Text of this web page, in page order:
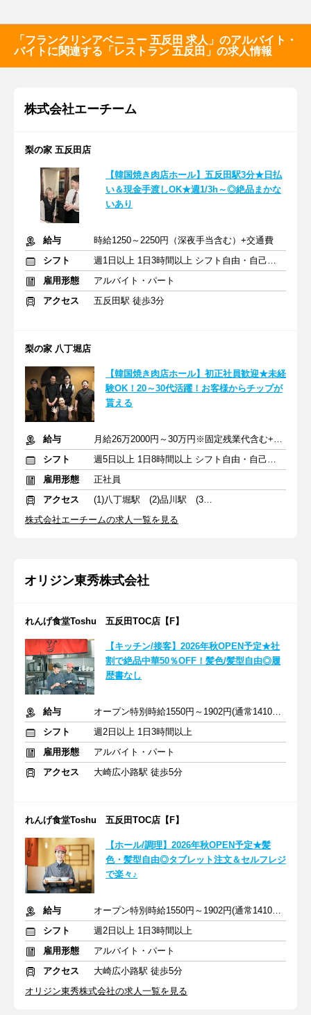
「フランクリンアベニュー 五反田 求人」のアルバイト・
バイトに関連する「レストラン 五反田」の求人情報
株式会社エーチーム
梨の家 五反田店
【韓国焼き肉店ホール】五反田駅3分★日払
い＆現金手渡しOK★週1/3h～◎絶品まかな
いあり
給与
時給1250～2250円（深夜手当含む）+交通費
シフト
週1日以上 1日3時間以上 シフト自由・自己申告
雇用形態
アルバイト・パート
アクセス
五反田駅 徒歩3分
梨の家 八丁堀店
【韓国焼き肉店ホール】初正社員歓迎★未経
験OK！20～30代活躍！お客様からチップが
貰える
給与
月給26万2000円～30万円※固定残業代含む+賞与+交通費
シフト
週5日以上 1日8時間以上 シフト自由・自己申告
雇用形態
正社員
アクセス
(1)八丁堀駅 (2)品川駅 (3)五反田駅
株式会社エーチームの求人一覧を見る
オリジン東秀株式会社
れんげ食堂Toshu 五反田TOC店【F】
【キッチン/接客】2026年秋OPEN予定★社
割で絶品中華50％OFF！髪色/髪型自由◎履
歴書なし
給与
オープン特別時給1550円～1902円(通常1410円)※一律加給・手当含
シフト
週2日以上 1日3時間以上
雇用形態
アルバイト・パート
アクセス
大崎広小路駅 徒歩5分
れんげ食堂Toshu 五反田TOC店【F】
【ホール/調理】2026年秋OPEN予定★髪
色・髪型自由◎タブレット注文＆セルフレジ
で楽々♪
給与
オープン特別時給1550円～1902円(通常1410円)※一律加給・手当含
シフト
週2日以上 1日3時間以上
雇用形態
アルバイト・パート
アクセス
大崎広小路駅 徒歩5分
オリジン東秀株式会社の求人一覧を見る